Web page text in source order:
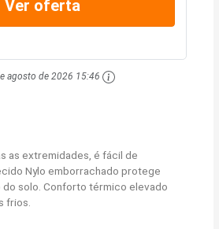
Ver oferta
agosto de 2026 15:46
as extremidades, é fácil de
Nylo emborrachado protege
solo. Conforto térmico elevado
frios.